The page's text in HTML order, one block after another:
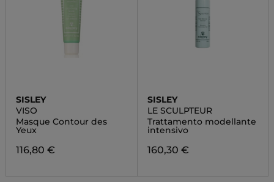
SISLEY
VISO
Masque Contour des
Yeux
116,80 €
SISLEY
LE SCULPTEUR
Trattamento modellante
intensivo
160,30 €